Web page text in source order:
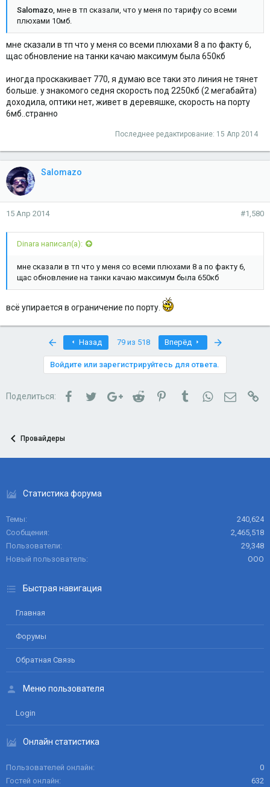
Salomazo , мне в тп сказали, что у меня по тарифу со всеми
плюхами 10мб.
мне сказали в тп что у меня со всеми плюхами 8 а по факту 6,
щас обновление на танки качаю максимум была 650кб
иногда проскакивает 770, я думаю все таки это линия не тянет
больше. у знакомого седня скорость под 2250кб (2 мегабайта)
доходила, оптики нет, живет в деревяшке, скорость на порту
6мб..странно
Последнее редактирование: 15 Апр 2014
Salomazo
15 Апр 2014 #1,580
Dinara написал(а):
мне сказали в тп что у меня со всеми плюхами 8 а по факту 6,
щас обновление на танки качаю максимум была 650кб
всё упирается в ограничение по порту.
Назад 79 из 518 Вперёд
Войдите или зарегистрируйтесь для ответа.
Поделиться: FacebookTwitterGoogle+Reddit PinterestTumblrWhatsApp
Провайдеры
Статистика форума
Темы
240,624
Сообщения
2,465,518
Пользователи
29,348
Новый пользователь
ООО
Быстрая навигация
Главная
Форумы
Обратная Связь
Меню пользователя
Login
Онлайн статистика
Пользователей онлайн
0
Гостей онлайн
632